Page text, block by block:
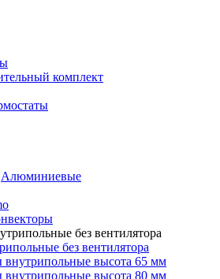
комплект
Алюминиевые
без вентилятора
внутрипольные высота 65 мм
внутрипольные высота 80 мм